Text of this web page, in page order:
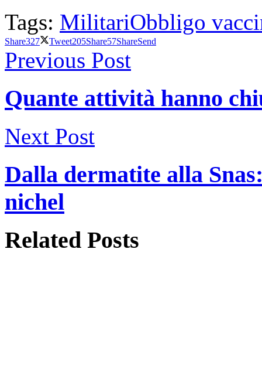
Tags: MilitariObbligo
Share327 Tweet205Share57ShareSend
Previous Post
Quante attività hanno
Next Post
Dalla dermatite alla
nichel
Related Posts